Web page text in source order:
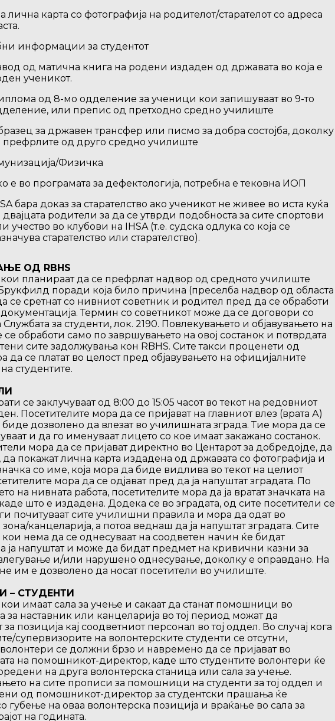
лична карта со фотографија на родителот/старателот со адреса
информации за студентот
од матична книга на родени издаден од државата во која е
ученикот.
од 8-мо одделение за ученици кои запишуваат во 9-то
или препис од претходно средно училиште
за државен трансфер или писмо за добра состојба, доколку
префрлите од друго средно училиште
Физичка
е во програмата за дефектологија, потребна е тековна ИОП
бара доказ за старателство ако ученикот не живее во иста куќа
двајцата родители за да се утврди подобноста за сите спортови
учество во клубови на IHSA (т.е. судска одлука со која се
старателство или старателство).
ОД RBHS
планираат да се префрлат надвор од средното училиште
поради која било причина (преселба надвор од областа
се сретнат со нивниот советник и родител пред да се обработи
документација. Термин со советникот може да се договори со
Службата за студенти, лок. 2190. Повлекувањето и објавувањето на
се обработи само по завршувањето на овој состанок и потврдата
сите задолжувања кон RBHS. Сите такси проценети од
да се платат во целост пред објавувањето на официјалните
студентите.
се заклучуваат од 8:00 до 15:05 часот во текот на редовниот
Посетителите мора да се пријават на главниот влез (врата А)
дозволено да влезат во училишната зграда. Тие мора да се
и да го именуваат лицето со кое имаат закажано состанок.
мора да се пријават директно во Центарот за добредојде, да
да покажат лична карта издадена од државата со фотографија и
со име, која мора да биде видлива во текот на целиот
мора да се одјават пред да ја напуштат зградата. По
на нивната работа, посетителите мора да ја вратат значката на
што е издадена. Додека се во зградата, од сите посетители се
почитуваат сите училишни правила и мора да одат во
канцеларија, а потоа веднаш да ја напуштат зградата. Сите
кои нема да се однесуваат на соодветен начин ќе бидат
ја напуштат и може да бидат предмет на кривични казни за
и/или нарушено однесување, доколку е оправдано. На
им е дозволено да носат посетители во училиште.
– СТУДЕНТИ
имаат сала за учење и сакаат да станат помошници во
за наставник или канцеларија во тој период можат да
позиција кај соодветниот персонал во тој оддел. Во случај кога
супервизорите на волонтерските студенти се отсутни,
се должни брзо и навремено да се пријават во
на помошникот-директор, каде што студентите волонтери ќе
на друга волонтерска станица или сала за учење.
на сите прописи за помошници на студенти за тој оддел и
од помошникот-директор за студентски прашања ќе
губење на оваа волонтерска позиција и враќање во сала за
на годината.